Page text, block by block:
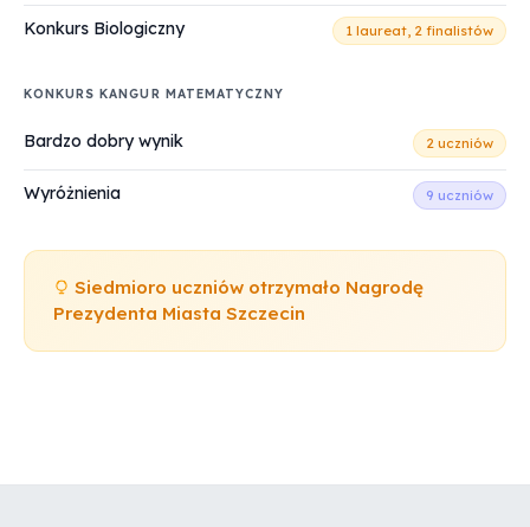
Konkurs Biologiczny 1 laureat, 2 finalistów
KONKURS KANGUR MATEMATYCZNY
Bardzo dobry wynik 2 uczniów
Wyróżnienia 9 uczniów
Siedmioro uczniów otrzymało Nagrodę
Prezydenta Miasta Szczecin